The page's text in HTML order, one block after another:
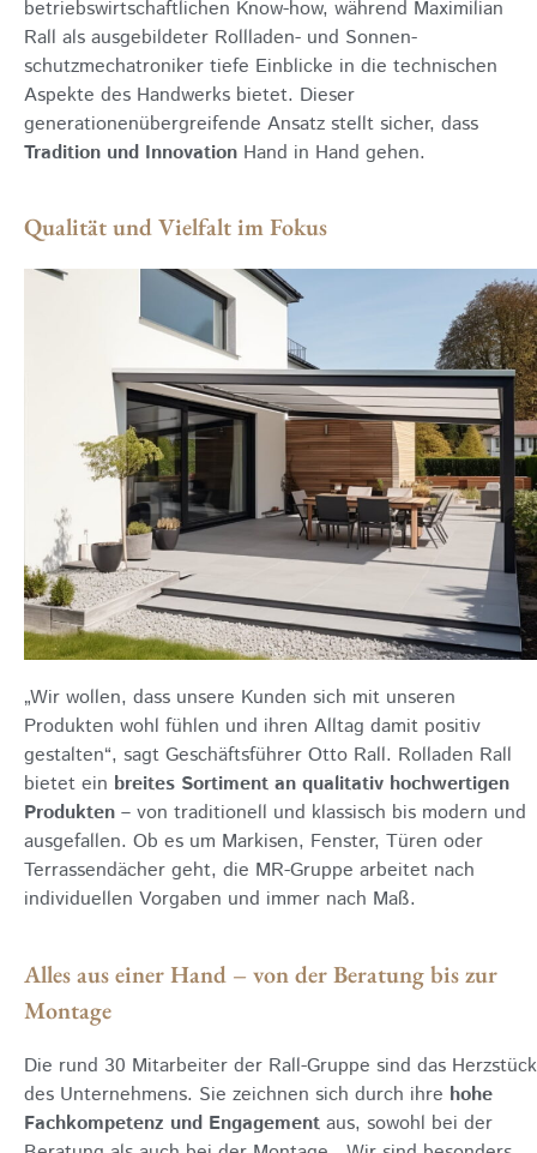
betriebswirtschaftlichen Know-how, während Maximilian
Rall als ausgebildeter Rollladen- und Sonnen­
schutzmechatroniker tiefe Einblicke in die technischen
Aspekte des Handwerks bietet. Dieser
generationenübergreifende Ansatz stellt sicher, dass
Tradition und Innovation Hand in Hand gehen.
Qualität und Vielfalt im Fokus
„Wir wollen, dass unsere Kunden sich mit unseren
Produkten wohl fühlen und ihren Alltag damit positiv
gestalten“, sagt Geschäftsführer Otto Rall. Rolladen Rall
bietet ein breites Sortiment an qualitativ hochwertigen
Produkten – von traditionell und klassisch bis modern und
ausgefallen. Ob es um Markisen, Fenster, Türen oder
Terrassendächer geht, die MR-Gruppe arbeitet nach
individuellen Vorgaben und immer nach Maß.
Alles aus einer Hand – von der Beratung bis zur
Montage
Die rund 30 Mitarbeiter der Rall-Gruppe sind das Herzstück
des Unternehmens. Sie zeichnen sich durch ihre hohe
Fachkompetenz und Engagement aus, sowohl bei der